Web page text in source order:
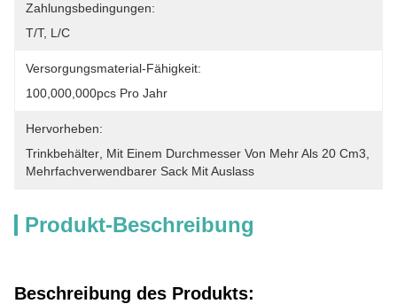
Zahlungsbedingungen:
T/T, L/C
Versorgungsmaterial-Fähigkeit:
100,000,000pcs Pro Jahr
Hervorheben:
Trinkbehälter Mit Einem Durchmesser Von Mehr Als 20 Cm3
Mehrfachverwendbarer Sack Mit Auslass
Produkt-Beschreibung
Beschreibung des Produkts: